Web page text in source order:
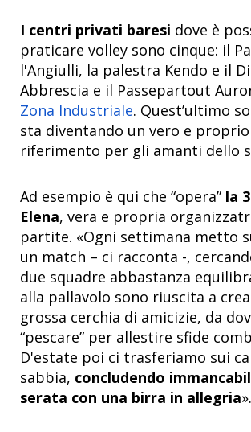
I centri privati baresi dove è
praticare volley sono cinque: il
l'Angiulli, la palestra Kendo e il
Abbrescia e il Passepartout
Zona Industriale. Quest’ultimo
sta diventando un vero e
riferimento per gli amanti dello
Ad esempio è qui che “opera” la
Elena, vera e propria
partite. «Ogni settimana metto
un match – ci racconta -,
due squadre abbastanza
alla pallavolo sono riuscita a
grossa cerchia di amicizie, da
“pescare” per allestire sfide
D'estate poi ci trasferiamo sui
sabbia, concludendo
serata con una birra in allegria».